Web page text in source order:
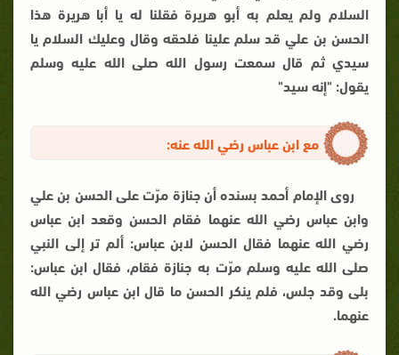
السلام ولم يعلم به أبو هريرة فقلنا له يا أبا هريرة هذا
الحسن بن علي قد سلم علينا فلحقه وقال وعليك السلام يا
سيدي ثم قال سمعت رسول الله صلى الله عليه وسلم
يقول: "إنه سيد"
مع ابن عباس رضي الله عنه:
روى الإمام أحمد بسنده أن جنازة مرّت على الحسن بن علي
وابن عباس رضي الله عنهما فقام الحسن وقعد ابن عباس
رضي الله عنهما فقال الحسن لابن عباس: ألم تر إلى النبي
صلى الله عليه وسلم مرّت به جنازة فقام، فقال ابن عباس:
بلى وقد جلس، فلم ينكر الحسن ما قال ابن عباس رضي الله
عنهما.